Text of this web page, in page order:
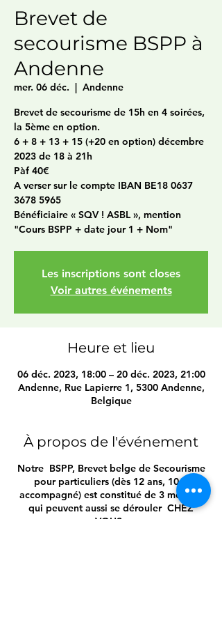
Brevet de
secourisme BSPP à
Andenne
mer. 06 déc.
  |
Andenne
Brevet de secourisme de 15h en 4 soirées,
la 5ème en option.
6 + 8 + 13 + 15 (+20 en option) décembre
2023 de 18 à 21h
Pàf 40€
A verser sur le compte IBAN BE18 0637
3678 5965
Bénéficiaire « SQV ! ASBL », mention
"Cours BSPP + date jour 1 + Nom"
Les inscriptions sont closes
Voir autres événements
Heure et lieu
06 déc. 2023, 18:00 – 20 déc. 2023, 21:00
Andenne, Rue Lapierre 1, 5300 Andenne,
Belgique
À propos de l'événement
Notre BSPP, Brevet belge de Secourisme
pour particuliers (dès 12 ans, 10 si
accompagné) est constitué de 3 modules
qui peuvent aussi se dérouler CHEZ
VOUS